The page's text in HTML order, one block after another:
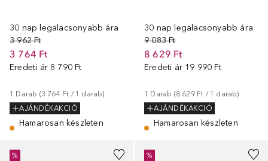
30 nap legalacsonyabb ára
3 962 Ft
3 764 Ft
Eredeti ár 8 790 Ft
1 Darab (3 764 Ft / 1 darab)
AJÁNDÉKAKCIÓ
Hamarosan készleten
30 nap legalacsonyabb ára
9 083 Ft
8 629 Ft
Eredeti ár 19 990 Ft
1 Darab (8 629 Ft / 1 darab)
AJÁNDÉKAKCIÓ
Hamarosan készleten
% %